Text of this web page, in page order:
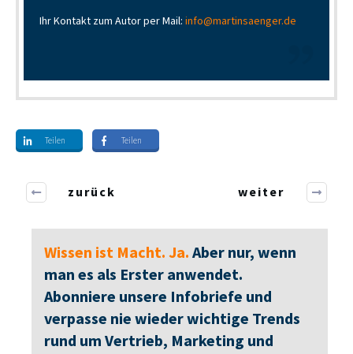
Ihr Kontakt zum Autor per Mail: info@martinsaenger.de
Teilen Teilen
zurück weiter
Wissen ist Macht. Ja. Aber nur, wenn
man es als Erster anwendet.
Abonniere unsere Infobriefe und
verpasse nie wieder wichtige Trends
rund um Vertrieb, Marketing und